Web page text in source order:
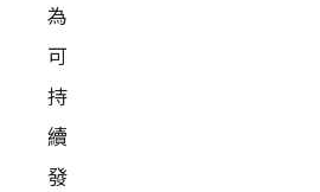
為
可
持
續
發